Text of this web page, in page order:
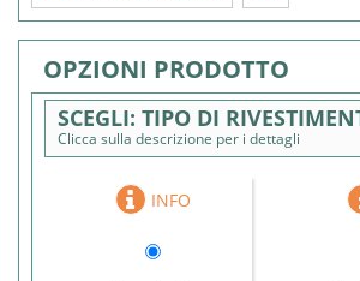
OPZIONI PRODOTTO
TIPO DI
Clicca sulla descrizione per i dettagli